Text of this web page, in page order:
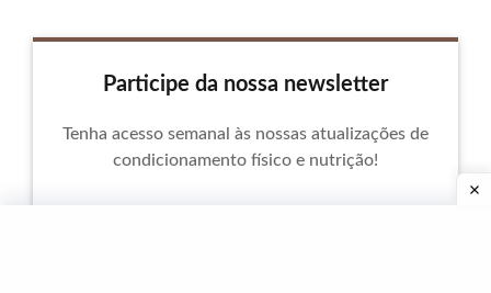
Participe da nossa newsletter
Tenha acesso semanal às nossas atualizações de
condicionamento físico e nutrição!